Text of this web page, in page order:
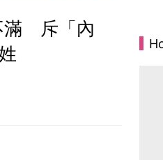
滿 斥「內